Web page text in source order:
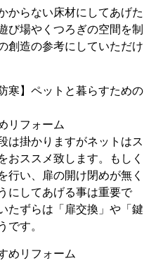
からない床材にしてあげた
び場やくつろぎの空間を制
創造の参考にしていただけ
寒】ペットと暮らすための
リフォーム
は掛かりますがネットはス
おススメ致します。もしく
行い、扉の開け閉めが無く
にしてあげる事は重要で
たずらは「扉交換」や「鍵
です。
めリフォーム